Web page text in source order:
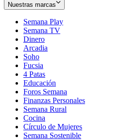
Nuestras marcas
Semana Play
Semana TV
Dinero
Arcadia
Soho
in
new
window
Fucsia
in
new
window
4 Patas
Educación
Foros Semana
Finanzas Personales
Semana Rural
Cocina
Círculo de Mujeres
Semana Sostenible